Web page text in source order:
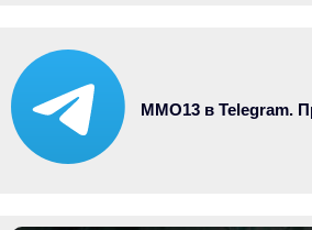
MMO13 в Telegram.